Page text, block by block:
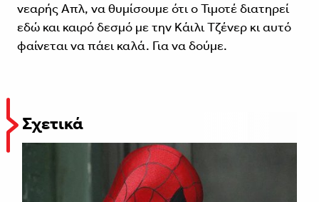
νεαρής Απλ, να θυμίσουμε ότι ο Τιμοτέ διατηρεί
εδώ και καιρό δεσμό με την Κάιλι Τζένερ κι αυτό
φαίνεται να πάει καλά. Για να δούμε.
Σχετικά